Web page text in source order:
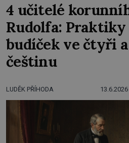
4 učitelé
Rudolfa:
budíček ve čtyři
češtinu
LUDĚK PŘÍHODA 13.6.2026